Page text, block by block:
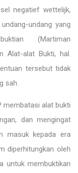
negatief wettelijk,
undang yang
(Martiman
Alat-alat Bukti, hal.
tersebut tidak
sah.
membatasi alat bukti
dan mengingat
masuk kepada era
diperhitungkan oleh
untuk membuktikan